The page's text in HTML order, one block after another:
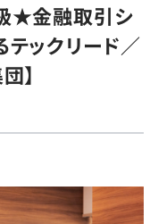
★金融取引シ
ックリード／
】